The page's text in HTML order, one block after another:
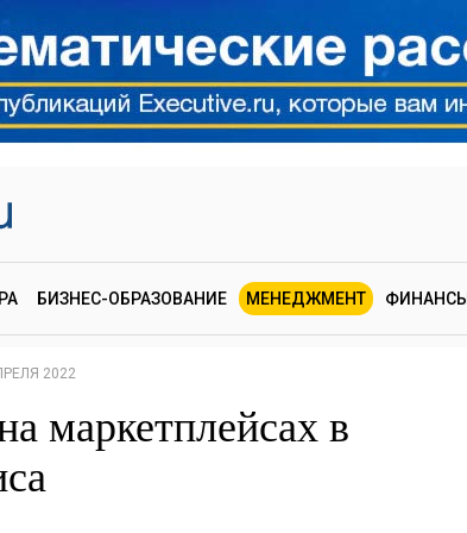
БИЗНЕС-ОБРАЗОВАНИЕ МЕНЕДЖМЕНТ ФИНАНСЫ
2022
маркетплейсах в